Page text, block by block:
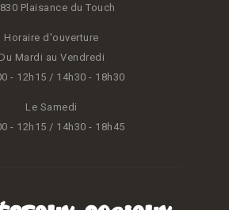
Plaisance du Touch
Horaire d'ouverture
Du Mardi au Vendredi
- 12h15 / 14h30 - 18h30
Le Samedi
- 12h15 / 14h30 - 18h45